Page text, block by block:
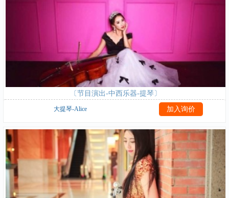
〔节目演出-中西乐器-提琴〕
大提琴-Alice